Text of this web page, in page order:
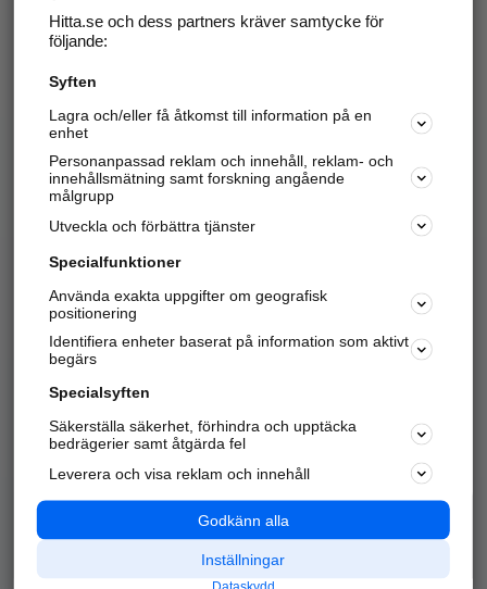
Hitta.se - Gratis nummerupplysning.
Sök företag, personer och platser.
Hitta telefonnummer, adresser, företagsinfo mm.
Marknadsför företaget
Kom igång och annonsera mot
samarbetspartners nära dig.
Alla kategorier
Populära sökningar
API & Kartor
Annonsera
Integritet
Nödnummer
Hitta.se och dess partners kräver samtycke för
följande:
Syften
Lagra och/eller få åtkomst till information på en
enhet
Personanpassad reklam och innehåll, reklam- och
innehållsmätning samt forskning angående
målgrupp
Utveckla och förbättra tjänster
Specialfunktioner
Använda exakta uppgifter om geografisk
positionering
Identifiera enheter baserat på information som aktivt
begärs
Specialsyften
Säkerställa säkerhet, förhindra och upptäcka
bedrägerier samt åtgärda fel
Leverera och visa reklam och innehåll
Godkänn alla
Inställningar
Dataskydd